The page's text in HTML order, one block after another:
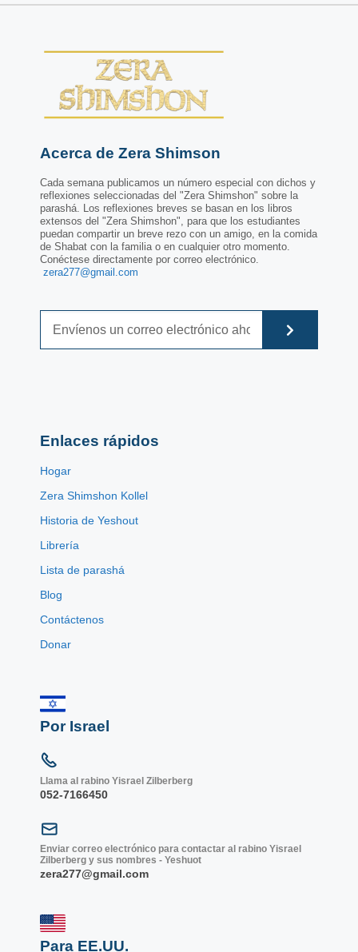
Acerca de Zera Shimson
Cada semana publicamos un número especial con dichos y
reflexiones seleccionadas del "Zera Shimshon" sobre la
parashá. Los reflexiones breves se basan en los libros
extensos del "Zera Shimshon", para que los estudiantes
puedan compartir un breve rezo con un amigo, en la comida
de Shabat con la familia o en cualquier otro momento.
Conéctese directamente por correo electrónico.
zera277@gmail.com
Enlaces rápidos
Hogar
Zera Shimshon Kollel
Historia de Yeshout
Librería
Lista de parashá
Blog
Contáctenos
Donar
Por Israel
Llama al rabino Yisrael Zilberberg
052-7166450
Enviar correo electrónico para contactar al rabino Yisrael
Zilberberg y sus nombres - Yeshuot
zera277@gmail.com
Para EE.UU.